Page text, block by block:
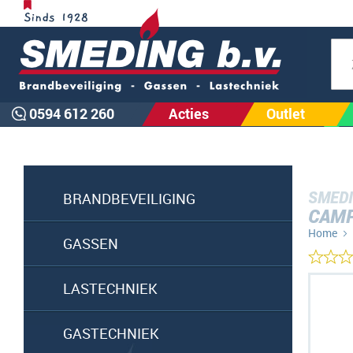
0594 612 260 Acties Outlet
BRANDBEVEILIGING
GASSEN
LASTECHNIEK
GASTECHNIEK
Home
Ga